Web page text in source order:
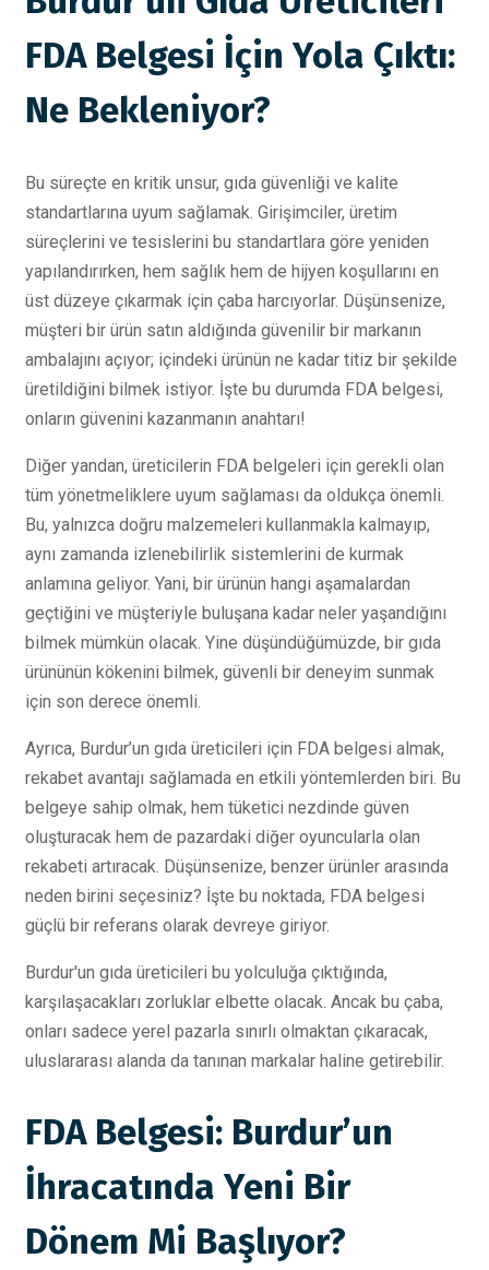
FDA Belgesi İçin Yola Çıktı:
Ne Bekleniyor?
Bu süreçte en kritik unsur, gıda güvenliği ve kalite
standartlarına uyum sağlamak. Girişimciler, üretim
süreçlerini ve tesislerini bu standartlara göre yeniden
yapılandırırken, hem sağlık hem de hijyen koşullarını en
üst düzeye çıkarmak için çaba harcıyorlar. Düşünsenize,
müşteri bir ürün satın aldığında güvenilir bir markanın
ambalajını açıyor; içindeki ürünün ne kadar titiz bir şekilde
üretildiğini bilmek istiyor. İşte bu durumda FDA belgesi,
onların güvenini kazanmanın anahtarı!
Diğer yandan, üreticilerin FDA belgeleri için gerekli olan
tüm yönetmeliklere uyum sağlaması da oldukça önemli.
Bu, yalnızca doğru malzemeleri kullanmakla kalmayıp,
aynı zamanda izlenebilirlik sistemlerini de kurmak
anlamına geliyor. Yani, bir ürünün hangi aşamalardan
geçtiğini ve müşteriyle buluşana kadar neler yaşandığını
bilmek mümkün olacak. Yine düşündüğümüzde, bir gıda
ürününün kökenini bilmek, güvenli bir deneyim sunmak
için son derece önemli.
Ayrıca, Burdur’un gıda üreticileri için FDA belgesi almak,
rekabet avantajı sağlamada en etkili yöntemlerden biri. Bu
belgeye sahip olmak, hem tüketici nezdinde güven
oluşturacak hem de pazardaki diğer oyuncularla olan
rekabeti artıracak. Düşünsenize, benzer ürünler arasında
neden birini seçesiniz? İşte bu noktada, FDA belgesi
güçlü bir referans olarak devreye giriyor.
Burdur'un gıda üreticileri bu yolculuğa çıktığında,
karşılaşacakları zorluklar elbette olacak. Ancak bu çaba,
onları sadece yerel pazarla sınırlı olmaktan çıkaracak,
uluslararası alanda da tanınan markalar haline getirebilir.
FDA Belgesi: Burdur’un
İhracatında Yeni Bir
Dönem Mi Başlıyor?